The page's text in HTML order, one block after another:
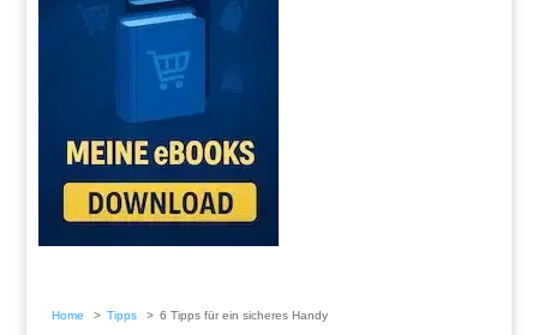
Home Tipps 6 Tipps für ein sicheres Handy